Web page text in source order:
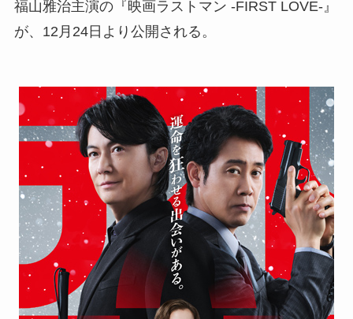
福山雅治主演の『映画ラストマン -FIRST LOVE-』
が、12月24日より公開される。